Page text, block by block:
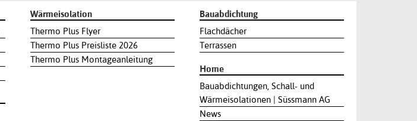
Wärmeisolation
Thermo Plus Flyer
Thermo Plus Preisliste 2026
Thermo Plus Montageanleitung
Bauabdichtung
Flachdächer
Terrassen
Home
Bauabdichtungen, Schall- und
Wärmeisolationen | Süssmann AG
News